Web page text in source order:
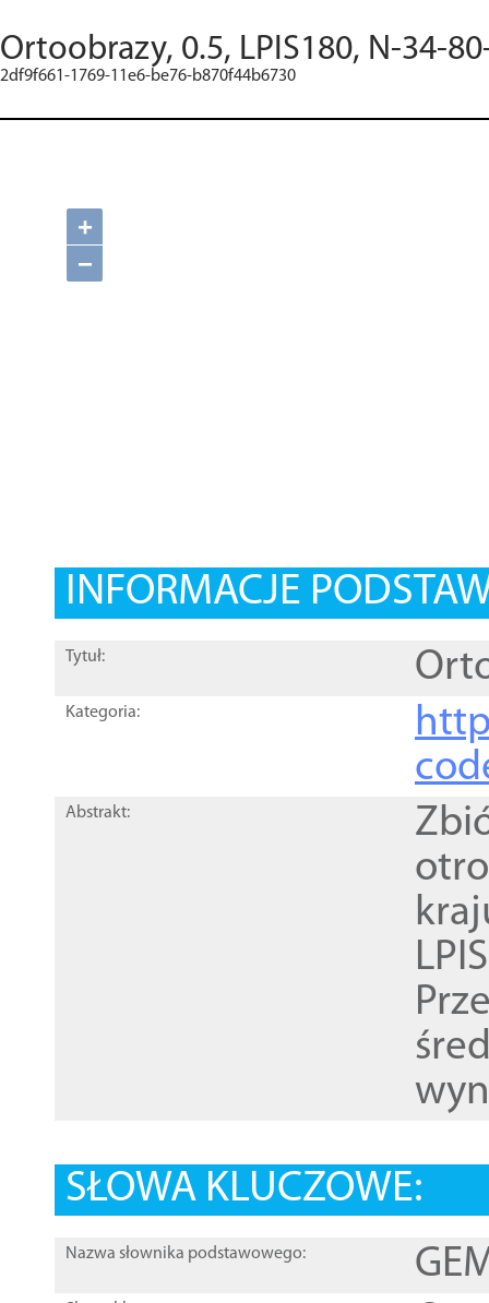
Ortoobrazy, 0.5, LPIS180, N-34-
2df9f661-1769-11e6-be76-b870f44b6730
+
−
INFORMACJE
Tytuł:
Kategoria:
Abstrakt:
SŁOWA KLUCZOWE:
Nazwa słownika podstawowego: